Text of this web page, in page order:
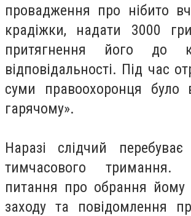
провадження про нібито
крадіжки, надати 3000
притягнення його до
відповідальності. Під час
суми правоохоронця було
гарячому».
Наразі слідчий перебуває
тимчасового тримання.
питання про обрання йому
заходу та повідомлення